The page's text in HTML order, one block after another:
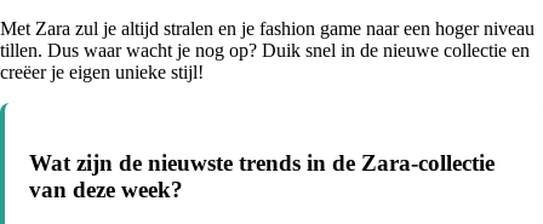
Met Zara zul je altijd stralen en je fashion game naar een hoger niveau
tillen. Dus waar wacht je nog op? Duik snel in de nieuwe collectie en
creëer je eigen unieke stijl!
Wat zijn de nieuwste trends in de Zara-collectie
van deze week?